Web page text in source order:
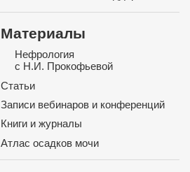
Материалы
Нефрология
с Н.И. Прокофьевой
Статьи
Записи вебинаров и конференций
Книги и журналы
Атлас осадков мочи